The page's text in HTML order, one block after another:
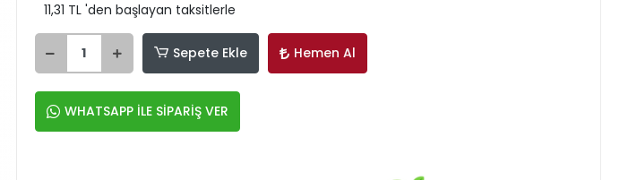
11,31 TL 'den başlayan taksitlerle
Sepete Ekle Hemen Al
WHATSAPP İLE SİPARİŞ VER